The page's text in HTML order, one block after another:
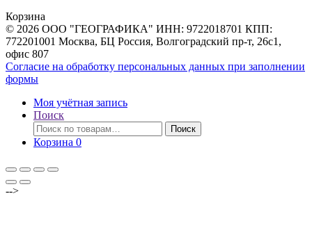
Корзина
© 2026 ООО "ГЕОГРАФИКА" ИНН: 9722018701 КПП:
772201001 Москва, БЦ Россия, Волгоградский пр-т, 26с1,
офис 807
Согласие на обработку персональных данных при заполнении
формы
Моя учётная запись
Поиск
Искать:
Поиск
Корзина 0
-->